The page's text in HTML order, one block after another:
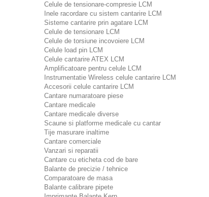
Celule de tensionare-compresie LCM
Inele racordare cu sistem cantarire LCM
Sisteme cantarire prin agatare LCM
Celule de tensionare LCM
Celule de torsiune incovoiere LCM
Celule load pin LCM
Celule cantarire ATEX LCM
Amplificatoare pentru celule LCM
Instrumentatie Wireless celule cantarire LCM
Accesorii celule cantarire LCM
Cantare numaratoare piese
Cantare medicale
Cantare medicale diverse
Scaune si platforme medicale cu cantar
Tije masurare inaltime
Cantare comerciale
Vanzari si reparatii
Cantare cu eticheta cod de bare
Balante de precizie / tehnice
Comparatoare de masa
Balante calibrare pipete